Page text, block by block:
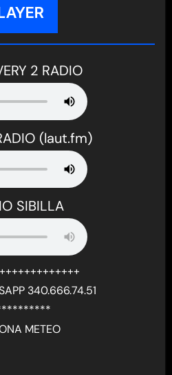
2 RADIO
(laut.fm)
SIBILLA
340.666.74.51
METEO